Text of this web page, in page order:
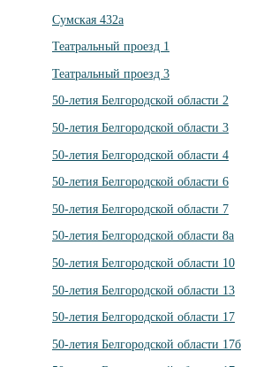
Сумская 432а
Театральный проезд 1
Театральный проезд 3
50-летия Белгородской области 2
50-летия Белгородской области 3
50-летия Белгородской области 4
50-летия Белгородской области 6
50-летия Белгородской области 7
50-летия Белгородской области 8а
50-летия Белгородской области 10
50-летия Белгородской области 13
50-летия Белгородской области 17
50-летия Белгородской области 17б